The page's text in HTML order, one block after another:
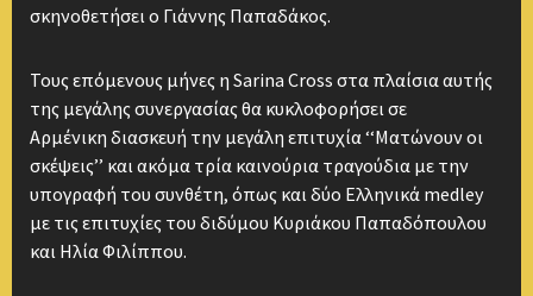
σκηνοθετήσει ο Γιάννης Παπαδάκος.
Τους επόμενους μήνες η Sarina Cross στα πλαίσια αυτής
της μεγάλης συνεργασίας θα κυκλοφορήσει σε
Αρμένικη διασκευή την μεγάλη επιτυχία ‘‘Ματώνουν οι
σκέψεις’’ και ακόμα τρία καινούρια τραγούδια με την
υπογραφή του συνθέτη, όπως και δύο Ελληνικά medley
με τις επιτυχίες του διδύμου Κυριάκου Παπαδόπουλου
και Ηλία Φιλίππου.